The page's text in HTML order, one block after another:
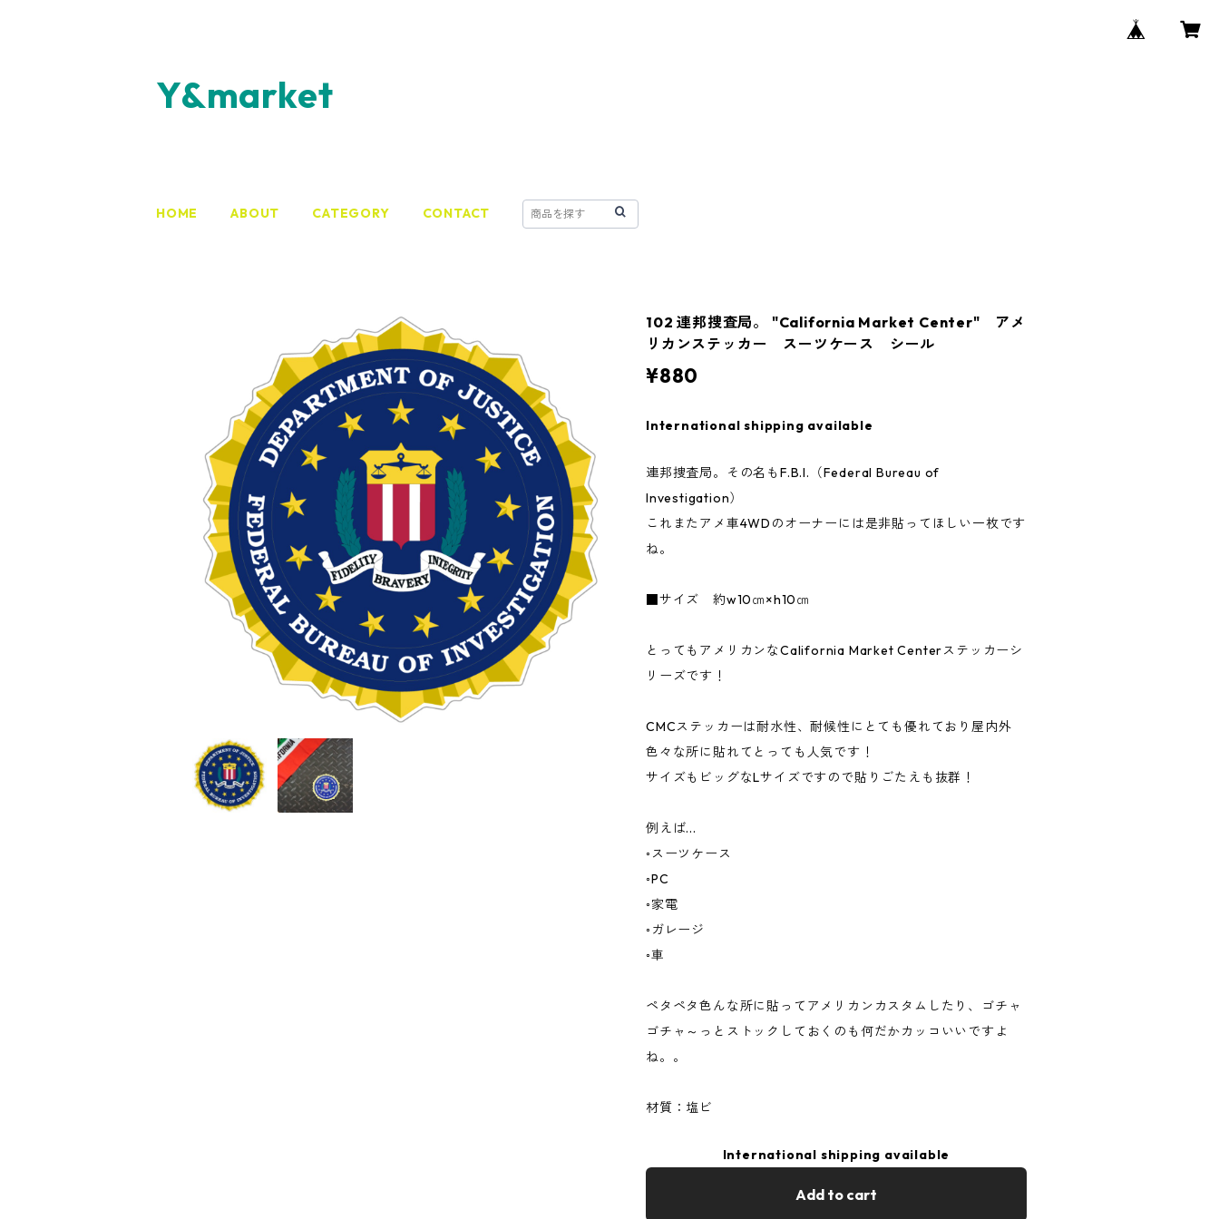
Y&market
HOME ABOUT CATEGORY CONTACT
102 連邦捜査局。 "California Market Center" アメ
リカンステッカー スーツケース シール
¥880
International shipping available
連邦捜査局。その名もF.B.I.（Federal Bureau of
Investigation）
これまたアメ車4WDのオーナーには是非貼ってほしい一枚です
ね。
■サイズ 約w10㎝×h10㎝
とってもアメリカンなCalifornia Market Centerステッカーシ
リーズです！
CMCステッカーは耐水性、耐候性にとても優れており屋内外
色々な所に貼れてとっても人気です！
サイズもビッグなLサイズですので貼りごたえも抜群！
例えば...
◦スーツケース
◦PC
◦家電
◦ガレージ
◦車
ペタペタ色んな所に貼ってアメリカンカスタムしたり、ゴチャ
ゴチャ～っとストックしておくのも何だかカッコいいですよ
ね。。
材質：塩ビ
International shipping available
Add to cart